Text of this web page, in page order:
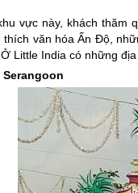
vực này, khách thăm
thích văn hóa Ấn Độ,
Little India có những